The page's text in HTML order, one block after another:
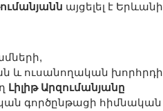
այցելել է Երևանի
և ուսանողական խորհրդի
Լիլիթ Արզումանյանը
գործընթացի հիմնական